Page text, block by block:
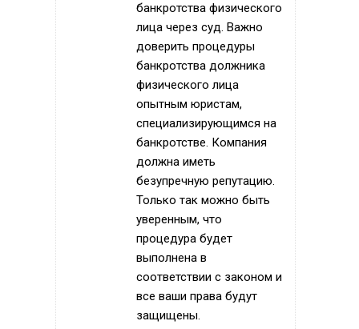
банкротства физического
лица через суд. Важно
доверить процедуры
банкротства должника
физического лица
опытным юристам,
специализирующимся на
банкротстве. Компания
должна иметь
безупречную репутацию.
Только так можно быть
уверенным, что
процедура будет
выполнена в
соответствии с законом и
все ваши права будут
защищены.